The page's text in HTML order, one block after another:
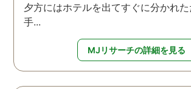
夕方にはホテルを出てすぐに分かれ
手...
MJリサーチの詳細を見る